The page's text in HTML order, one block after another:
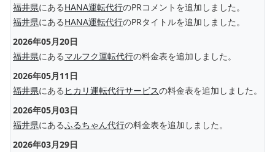
福井県にあるHANA運転代行のPRコメントを追加しました。
福井県にあるHANA運転代行のPRタイトルを追加しました。
2026年05月20日
福井県にあるマルフク運転代行の料金表を追加しました。
2026年05月11日
福井県にある ヒカリ運転代行サービスの料金表を追加しました。
2026年05月03日
福井県にあるふるちゃん代行の料金表を追加しました。
2026年03月29日